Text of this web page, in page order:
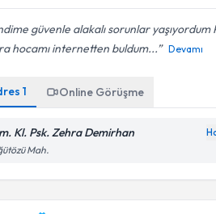
güvenle alakalı sorunlar yaşıyordum
hocamı internetten buldum...
Devamı
1 Online Görüşme
Kl. Psk. Zehra Demirhan
Mah.